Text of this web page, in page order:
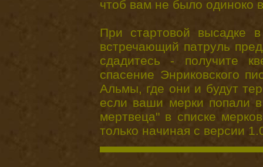
чтоб вам не было одиноко
При стартовой высадке
встречающий патруль
сдадитесь - получите
спасение Энриковского
Альмы, где они и будут
если ваши мерки попали
мертвеца" в списке
только начиная с версии